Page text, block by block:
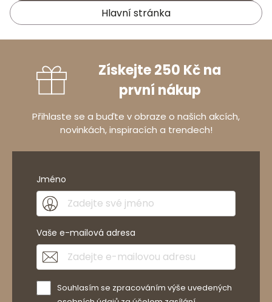
Hlavní stránka
Získejte 250 Kč na
první nákup
Přihlaste se a buďte v obraze o našich akcích,
novinkách, inspiracích a trendech!
Jméno
Vaše e-mailová adresa
Souhlasím se zpracováním výše uvedených